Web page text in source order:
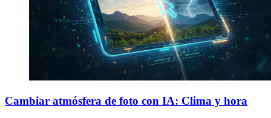
Cambiar atmósfera de foto con IA: Clima y hora